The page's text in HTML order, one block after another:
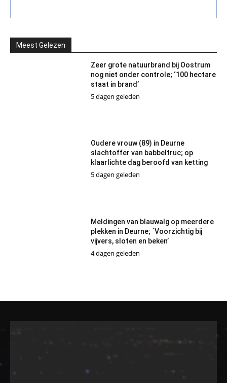
Meest Gelezen
Zeer grote natuurbrand bij Oostrum
nog niet onder controle; ‘100 hectare
staat in brand’
5 dagen geleden
Oudere vrouw (89) in Deurne
slachtoffer van babbeltruc; op
klaarlichte dag beroofd van ketting
5 dagen geleden
Meldingen van blauwalg op meerdere
plekken in Deurne; ´Voorzichtig bij
vijvers, sloten en beken’
4 dagen geleden